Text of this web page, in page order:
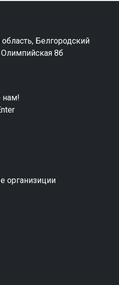
Белгородский
8б
нам!
организиции